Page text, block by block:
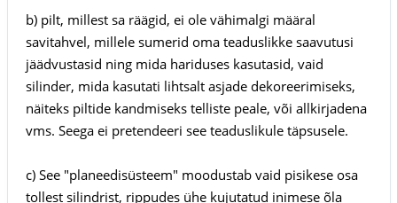
b) pilt, millest sa räägid, ei ole vähimalgi määral
savitahvel, millele sumerid oma teaduslikke saavutusi
jäädvustasid ning mida hariduses kasutasid, vaid
silinder, mida kasutati lihtsalt asjade dekoreerimiseks,
näiteks piltide kandmiseks telliste peale, või allkirjadena
vms. Seega ei pretendeeri see teaduslikule täpsusele.
c) See "planeedisüsteem" moodustab vaid pisikese osa
tollest silindrist, rippudes ühe kujutatud inimese õla